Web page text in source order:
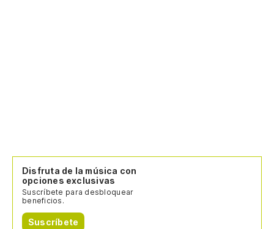
Disfruta de la música con
opciones exclusivas
Suscríbete para desbloquear
beneficios.
Suscríbete